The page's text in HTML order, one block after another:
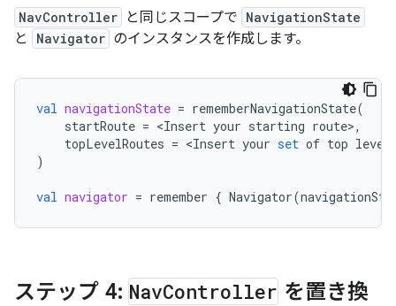
NavController と同じスコープで NavigationState
と Navigator のインスタンスを作成します。
val navigationState = rememberNavigationState(
startRoute = <Insert your starting route>,
topLevelRoutes = <Insert your set of top level
)
val navigator = remember { Navigator(
ステップ 4: NavController を置き換